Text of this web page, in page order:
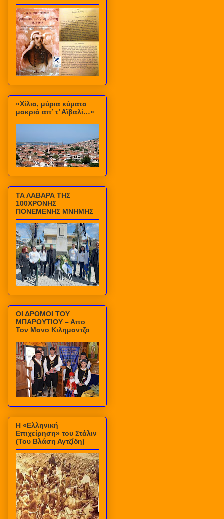
«Χίλια, μύρια κύματα
μακριά απ’ τ’ Αϊβαλί…»
ΤΑ ΛΑΒΑΡΑ ΤΗΣ
100ΧΡΟΝΗΣ
ΠΟΝΕΜΕΝΗΣ ΜΝΗΜΗΣ
ΟΙ ΔΡΟΜΟΙ ΤΟΥ
ΜΠΑΡΟΥΤΙΟΥ – Απο
Τον Μανο Κιλημαντζο
Η «Ελληνική
Επιχείρηση» του Στάλιν
(Του Βλάση Αγτζίδη)